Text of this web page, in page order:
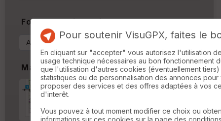
Format & Orientation
Marges
Marge d'impression cm
Marge autour de la trace
Pour soutenir VisuGPX, faites le
En cliquant sur "accepter" vous autorisez l'utilisation
usage technique nécessaires au bon fonctionnement
que l'utilisation d'autres cookies (éventuellement
statistiques ou de personnalisation des annonces pour
proposer des services et des offres adaptées à vos
d'interêt.
Vous pouvez à tout moment modifier ce choix ou
informations sur ces cookies sur la page des